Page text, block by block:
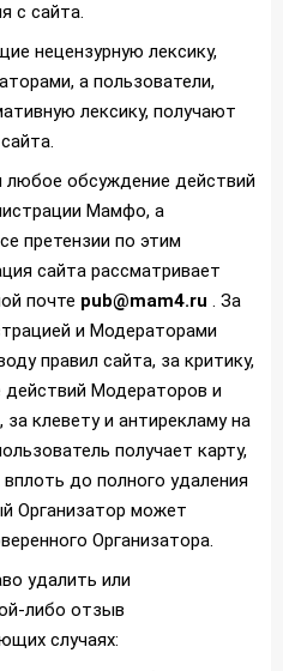
с сайта.
нецензурную лексику,
а пользователи,
лексику, получают
любое обсуждение действий
Мамфо, а
претензии по этим
сайта рассматривает
почте pub@mam4.ru . За
и Модераторами
правил сайта, за критику,
действий Модераторов и
клевету и антирекламу на
получает карту,
до полного удаления
Организатор может
Организатора.
удалить или
либо отзыв
случаях: